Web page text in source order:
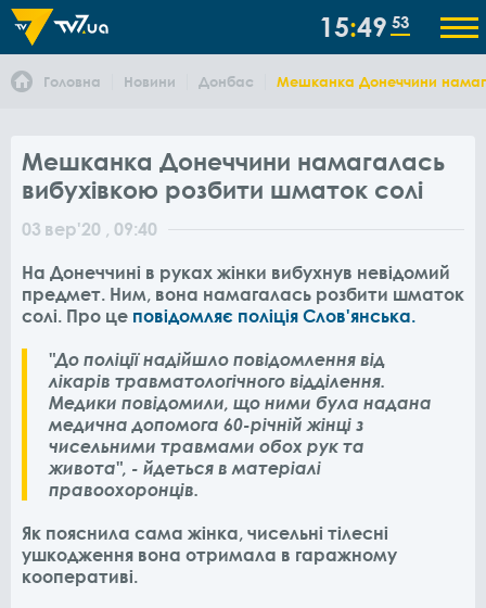
15 49 53
Головна Новини Донбас Мешканка Донеччини
Мешканка Донеччини намагалась
вибухівкою розбити шматок солі
03 вер'20 , 09:40
На Донеччині в руках жінки вибухнув невідомий
предмет. Ним, вона намагалась розбити шматок
солі. Про це повідомляє поліція Слов'янська.
"До поліції надійшло повідомлення від
лікарів травматологічного відділення.
Медики повідомили, що ними була надана
медична допомога 60-річній жінці з
чисельними травмами обох рук та
живота", - йдеться в матеріалі
правоохоронців.
Як пояснила сама жінка, чисельні тілесні
ушкодження вона отримала в гаражному
кооперативі.